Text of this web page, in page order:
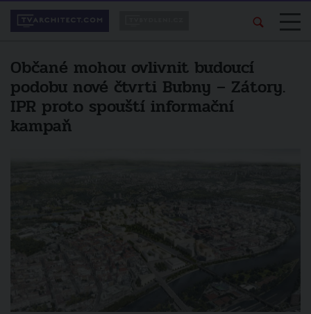
Občané mohou ovlivnit budoucí
podobu nové čtvrti Bubny – Zátory.
IPR proto spouští informační
kampaň